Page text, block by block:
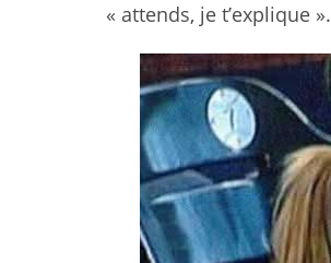
« attends, je t’explique ».